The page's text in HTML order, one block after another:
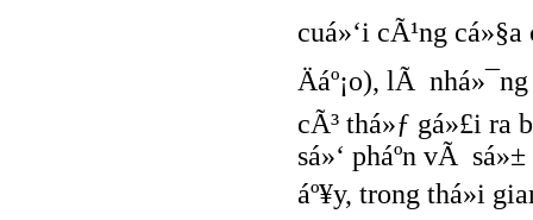
cuá»‘i cÃ¹ng
Äáº¡o), lÃ
cÃ³ thá»ƒ gá»£i ra
sá»‘ pháº­n vÃ
áº¥y, trong thá»i